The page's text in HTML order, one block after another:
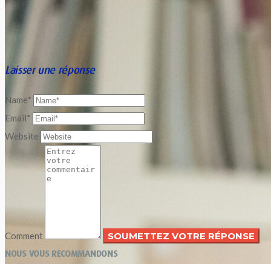
Laisser une réponse
Name*
Email*
Website
Comment
NOUS VOUS RECOMMANDONS